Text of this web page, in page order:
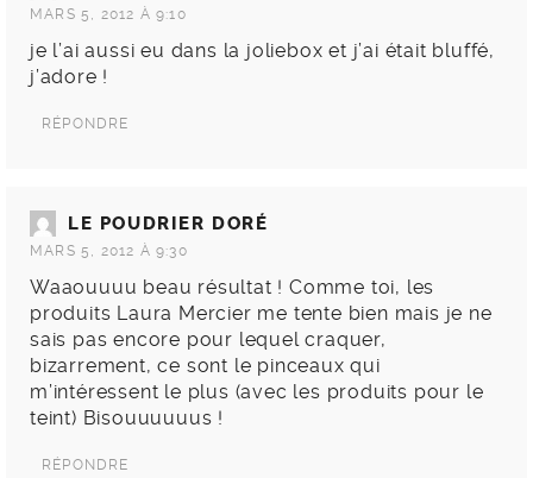
MARS 5, 2012 À 9:10
je l’ai aussi eu dans la joliebox et j’ai était bluffé,
j’adore !
RÉPONDRE
LE POUDRIER DORÉ
MARS 5, 2012 À 9:30
Waaouuuu beau résultat ! Comme toi, les
produits Laura Mercier me tente bien mais je ne
sais pas encore pour lequel craquer,
bizarrement, ce sont le pinceaux qui
m’intéressent le plus (avec les produits pour le
teint) Bisouuuuuus !
RÉPONDRE